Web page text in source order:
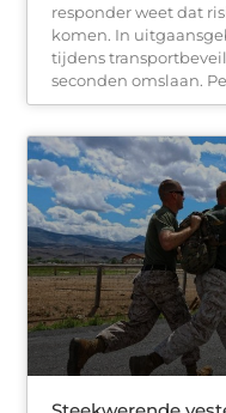
responder weet dat
komen. In
tijdens
seconden omslaan.